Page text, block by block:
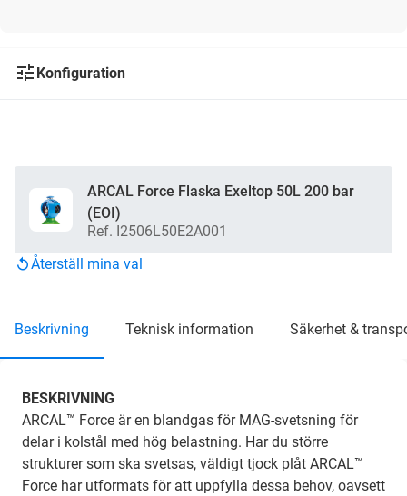
Konfiguration
ARCAL Force Flaska Exeltop 50L 200 bar
(EOI)
Ref. I2506L50E2A001
Återställ mina val
beskrivning teknisk information säkerhet &
BESKRIVNING
ARCAL™ Force är en blandgas för MAG-svetsning för
delar i kolstål med hög belastning. Har du större
strukturer som ska svetsas, väldigt tjock plåt ARCAL™
Force har utformats för att uppfylla dessa behov, oavsett